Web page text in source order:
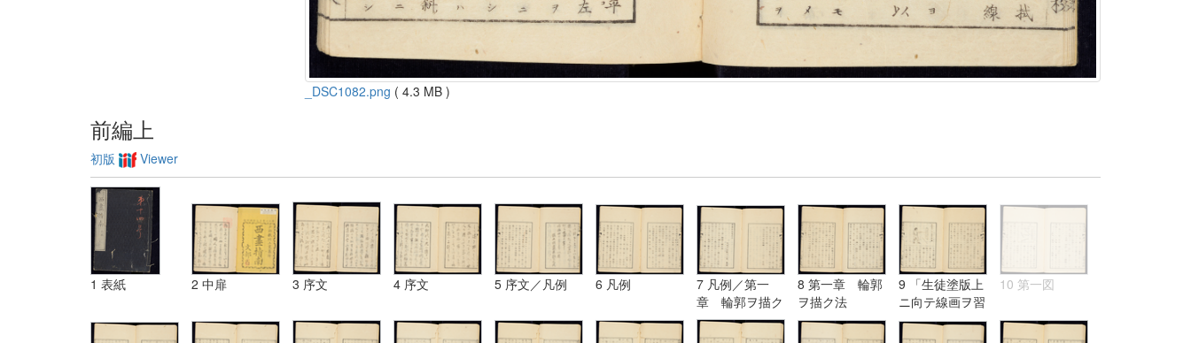
_DSC1082.png ( 4.3 MB )
前編上
初版 Viewer
1 表紙 2 中扉 3 序文 4 序文 5 序文／凡例 6 凡例
7 凡例／第一
章 輪郭ヲ描ク
法
8 第一章 輪郭
ヲ描ク法
9 「生徒塗版上
ニ向テ線画ヲ習
フ図」
10 第一図